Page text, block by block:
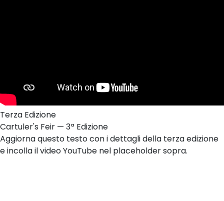
Terza Edizione
Cartuler's Feir — 3ª Edizione
Aggiorna questo testo con i dettagli della terza edizione
e incolla il video YouTube nel placeholder sopra.